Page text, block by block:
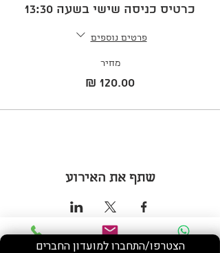
כרטיס כניסה שישי בשעה 13:30
פרטים נוספים
מחיר
שתף את האירוע
Phone Email WhatsApp
הצטרפו/התחברו למועדון החברים